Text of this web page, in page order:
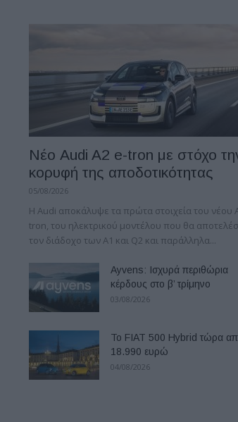
Νέο Audi A2 e-tron με στόχο
κορυφή της αποδοτικότητας
05/08/2026
Η Audi αποκάλυψε τα πρώτα στοιχεία του νέου
tron, του ηλεκτρικού μοντέλου που θα
τον διάδοχο των A1 και Q2 και παράλληλα...
Ayvens: Iσχυρά περιθώρια
κέρδους στο β’ τρίμηνο
03/08/2026
Το FIAT 500 Hybrid τώρα
18.990 ευρώ
04/08/2026